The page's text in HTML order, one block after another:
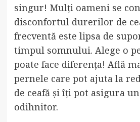
singur! Mulți oameni se
disconfortul durerilor de
frecventă este lipsa de
timpul somnului. Alege o
poate face diferența! Află
pernele care pot ajuta la
de ceafă și îți pot asigura
odihnitor.